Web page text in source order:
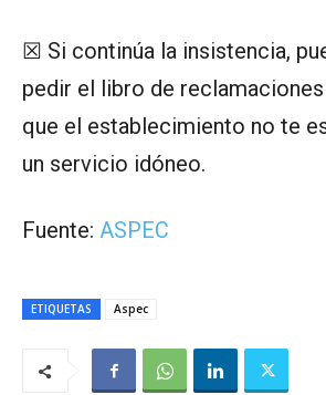
☒ Si continúa la insistencia,
pedir el libro de
que el establecimiento no te
un servicio idóneo.
Fuente: ASPEC
ETIQUETAS Aspec